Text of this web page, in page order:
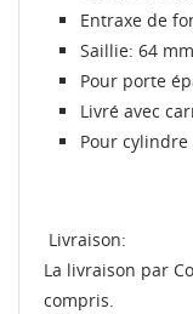
Entraxe de
Saillie: 64 mm
Pour porte
Livré avec
Pour
Livraison:
La livraison par
compris.